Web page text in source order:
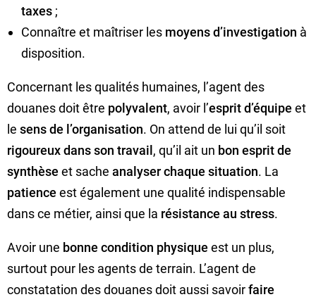
taxes ;
Connaître et maîtriser les moyens d’investigation à
disposition.
Concernant les qualités humaines, l’agent des
douanes doit être polyvalent, avoir l’esprit d’équipe et
le sens de l’organisation. On attend de lui qu’il soit
rigoureux dans son travail, qu’il ait un bon esprit de
synthèse et sache analyser chaque situation. La
patience est également une qualité indispensable
dans ce métier, ainsi que la résistance au stress.
Avoir une bonne condition physique est un plus,
surtout pour les agents de terrain. L’agent de
constatation des douanes doit aussi savoirfaire